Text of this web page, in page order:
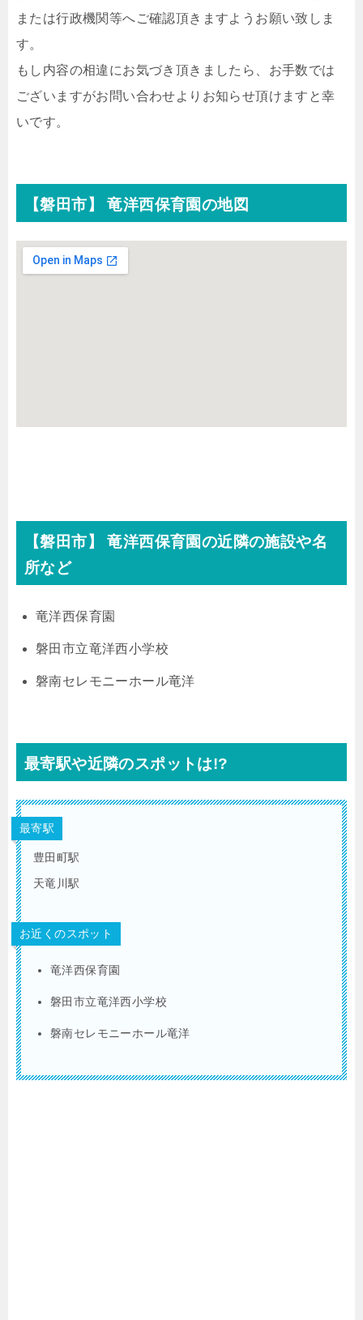
または行政機関等へご確認頂きますようお願い致しま
す。
もし内容の相違にお気づき頂きましたら、お手数では
ございますがお問い合わせよりお知らせ頂けますと幸
いです。
【磐田市】 竜洋西保育園の地図
【磐田市】 竜洋西保育園の近隣の施設や名
所など
竜洋西保育園
磐田市立竜洋西小学校
磐南セレモニーホール竜洋
最寄駅や近隣のスポットは!?
最寄駅
豊田町駅
天竜川駅
お近くのスポット
竜洋西保育園
磐田市立竜洋西小学校
磐南セレモニーホール竜洋